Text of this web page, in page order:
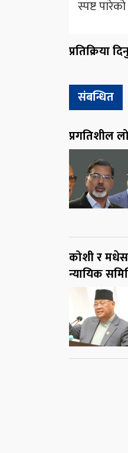
स्पष्ट
प्रतिक्रिया
संबन्धित
प्रगतिशील
कोशी र
न्यायिक